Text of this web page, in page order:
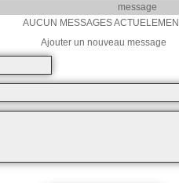
message
AUCUN MESSAGES
Ajouter un nouveau message